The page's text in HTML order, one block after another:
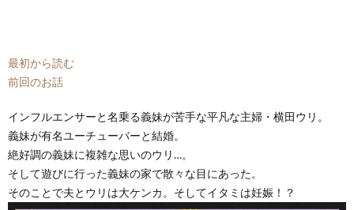
最初から読む
前回のお話
インフルエンサーと名乗る義妹が苦手な平凡な主婦・横田ウリ。
義妹が有名ユーチューバーと結婚。
絶好調の義妹に複雑な思いのウリ…。
そして遊びに行った義妹の家で散々な目にあった。
そのことで夫とウリは大ケンカ。そしてイタミは妊娠！？